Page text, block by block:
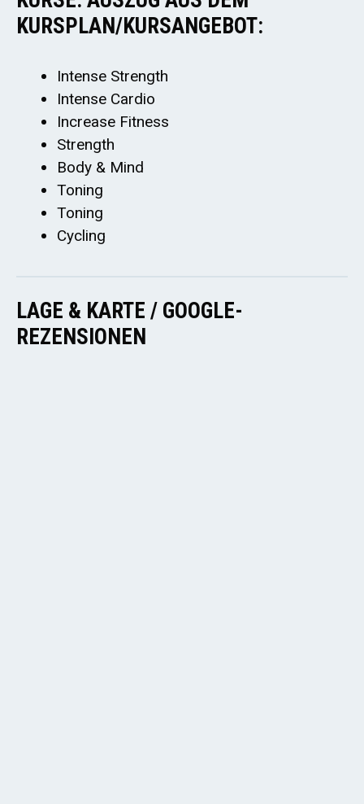
KURSPLAN/KURSANGEBOT:
Intense Strength
Intense Cardio
Increase Fitness
Strength
Body & Mind
Toning
Toning
Cycling
LAGE & KARTE / GOOGLE-
REZENSIONEN